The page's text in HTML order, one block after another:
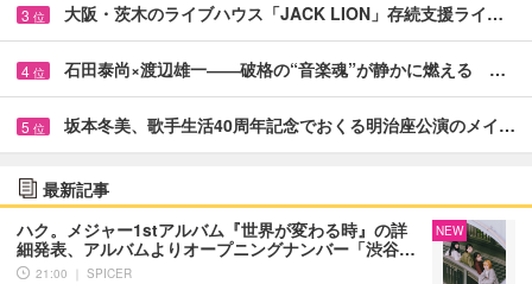
3 位 大阪・茨木のライブハウス「JACK LION」存続支援ライ…
4 位 石田泰尚×渡辺雄一――破格の“音楽魂”が静かに燃える …
5 位 坂本冬美、歌手生活40周年記念でおくる明治座公演のメイ…
最新記事
ハク。メジャー1stアルバム『世界が変わる時』の詳
細発表、アルバムよりオープニングナンバー「渋谷…
21:00 ｜ SPICER
NEW